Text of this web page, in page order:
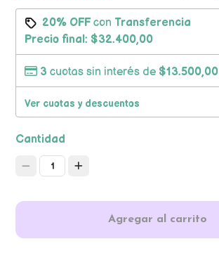
20% OFFcon Transferencia
Precio final: $32.400,00
3 cuotas sin interés de $13.500,00
Ver cuotas y descuentos
Cantidad
1
Agregar al carrito